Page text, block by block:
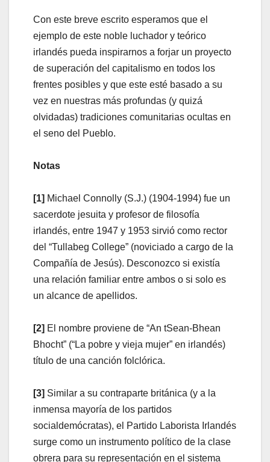
Con este breve escrito esperamos que el
ejemplo de este noble luchador y teórico
irlandés pueda inspirarnos a forjar un proyecto
de superación del capitalismo en todos los
frentes posibles y que este esté basado a su
vez en nuestras más profundas (y quizá
olvidadas) tradiciones comunitarias ocultas en
el seno del Pueblo.
Notas
[1] Michael Connolly (S.J.) (1904-1994) fue un
sacerdote jesuita y profesor de filosofía
irlandés, entre 1947 y 1953 sirvió como rector
del “Tullabeg College” (noviciado a cargo de la
Compañía de Jesús). Desconozco si existía
una relación familiar entre ambos o si solo es
un alcance de apellidos.
[2] El nombre proviene de “An tSean-Bhean
Bhocht” (“La pobre y vieja mujer” en irlandés)
título de una canción folclórica.
[3] Similar a su contraparte británica (y a la
inmensa mayoría de los partidos
socialdemócratas), el Partido Laborista Irlandés
surge como un instrumento político de la clase
obrera para su representación en el sistema